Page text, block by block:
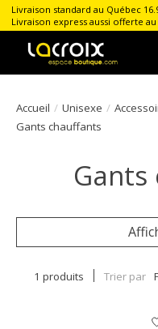
Livraison standard au Québec
Livraison express aussi offerte
Accueil / Unisexe /
Gants chauffants
1 produits Trier par